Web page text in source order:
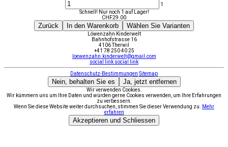
1
Schnell! Nur noch 1 auf Lager!
CHF29.00
Zurück In den Warenkorb Wählen Sie Varianten
Löwenzahn Kinderwelt
Bahnhofstrasse 16
4106 Therwil
+41 78 250 40 25
loewenzahn.kinderwelt@gmail.com
social link social link
Datenschutz-Bestimmungen Sitemap
Nein, behalten Sie es Ja, jetzt entfernen
Wir verwenden Cookies.
Wir kümmern uns um Ihre Daten und würden gerne Cookies verwenden, um Ihre Erfahrungen
zu verbessern.
Wenn Sie diese Website weiter durchsuchen, stimmen Sie dieser Verwendung zu.
Mehr
erfahren
Akzeptieren und Schliessen